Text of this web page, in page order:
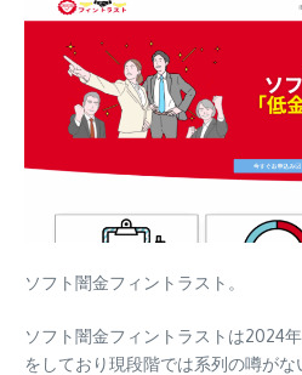
ソフト闇金フィントラスト 。
ソフト闇金フィントラストは2024
をしており現段階では系列の噂がな